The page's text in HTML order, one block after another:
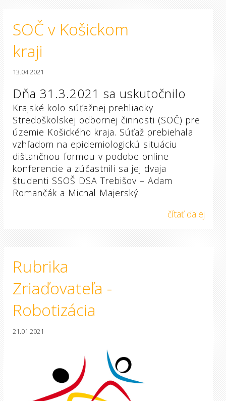
SOČ v Košickom
kraji
13.04.2021
Dňa 31.3.2021 sa uskutočnilo
Krajské kolo súťažnej prehliadky
Stredoškolskej odbornej činnosti (SOČ) pre
územie Košického kraja. Súťaž prebiehala
vzhľadom na epidemiologickú situáciu
dištančnou formou v podobe online
konferencie a zúčastnili sa jej dvaja
študenti SSOŠ DSA Trebišov – Adam
Romančák a Michal Majerský.
čítať ďalej
Rubrika
Zriaďovateľa -
Robotizácia
21.01.2021